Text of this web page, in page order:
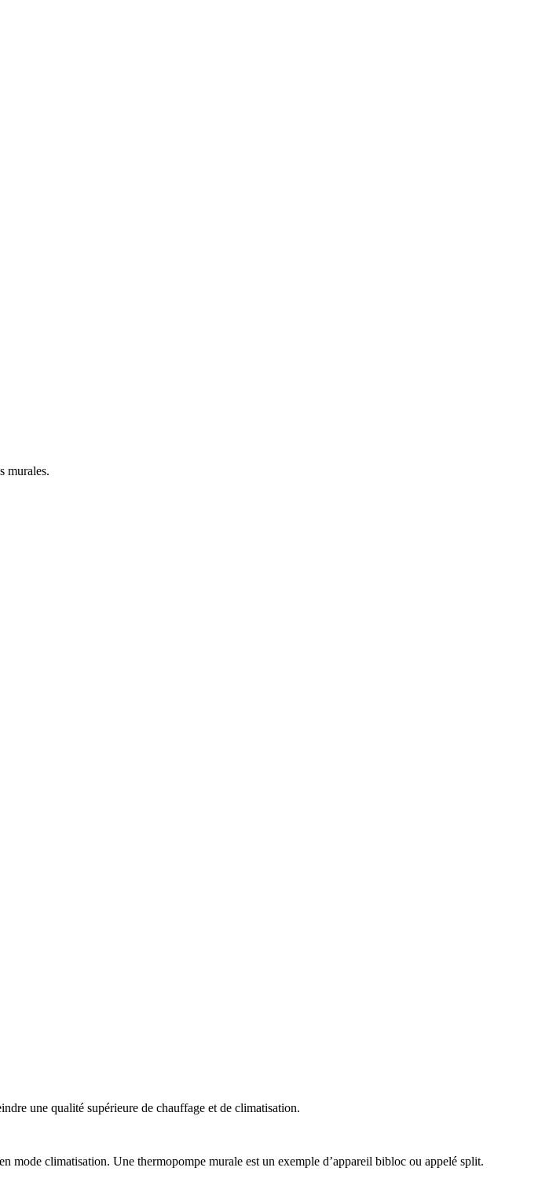
murales.
une qualité supérieure de chauffage et de climatisation.
climatisation. Une thermopompe murale est un exemple d’appareil bibloc ou appelé split.